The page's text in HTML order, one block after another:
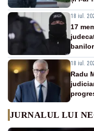
18 iul.
17
banilor
18 iul.
Radu
JURNALUL LUI